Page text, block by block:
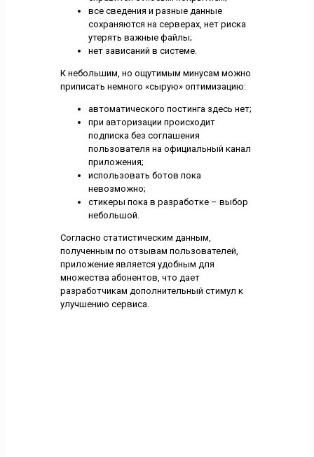
все сведения и разные данные
сохраняются на серверах, нет риска
утерять важные файлы;
нет зависаний в системе.
К небольшим, но ощутимым минусам можно
приписать немного «сырую» оптимизацию:
автоматического постинга здесь нет;
при авторизации происходит
подписка без соглашения
пользователя на официальный канал
приложения;
использовать ботов пока
невозможно;
стикеры пока в разработке – выбор
небольшой.
Согласно статистическим данным,
полученным по отзывам пользователей,
приложение является удобным для
множества абонентов, что дает
разработчикам дополнительный стимул к
улучшению сервиса.